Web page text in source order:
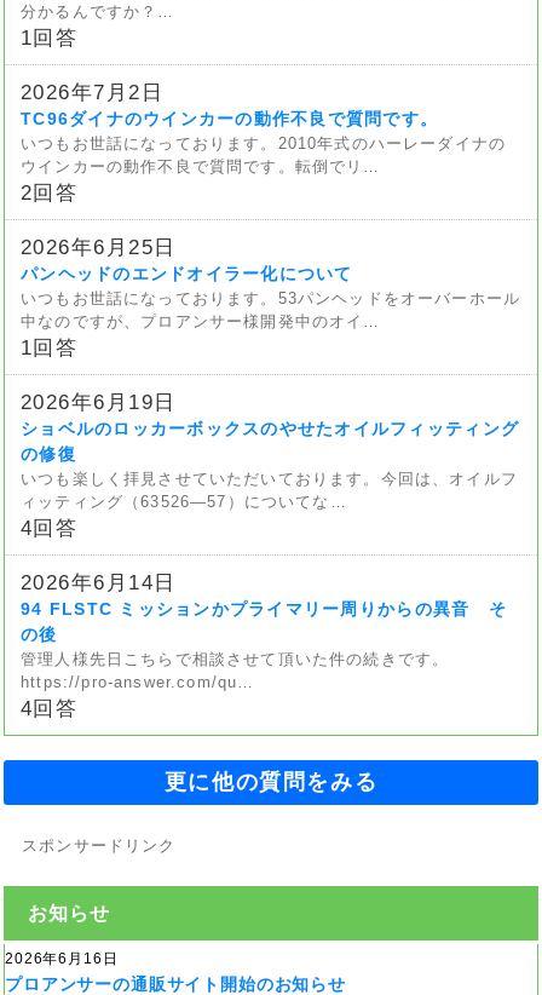
分かるんですか？…
1回答
2026年7月2日
TC96ダイナのウインカーの動作不良で質問です。
いつもお世話になっております。2010年式のハーレーダイナの
ウインカーの動作不良で質問です。転倒でリ…
2回答
2026年6月25日
パンヘッドのエンドオイラー化について
いつもお世話になっております。53パンヘッドをオーバーホール
中なのですが、プロアンサー様開発中のオイ…
1回答
2026年6月19日
ショベルのロッカーボックスのやせたオイルフィッティング
の修復
いつも楽しく拝見させていただいております。今回は、オイルフ
ィッティング（63526—57）についてな…
4回答
2026年6月14日
94 FLSTC ミッションかプライマリー周りからの異音 そ
の後
管理人様先日こちらで相談させて頂いた件の続きです。
https://pro-answer.com/qu…
4回答
更に他の質問をみる
スポンサードリンク
お知らせ
2026年6月16日
プロアンサーの通販サイト開始のお知らせ